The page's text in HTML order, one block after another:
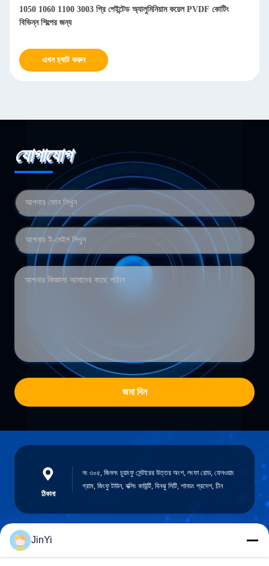
1050 1060 1100 3003 প্রি পেইন্টেড অ্যালুমিনিয়াম কয়েল PVDF কোটিং
বিভিন্ন শিল্পের জন্য
এখন চ্যাট করুন
যোগাযোগ
জমা দিন
ঠিকানা
নং ৩০৫, জিনলং চুয়াংফু সেন্টারের উত্তর অংশ, লংফা রোড, ফেনওয়াং
গ্রাম, জিংফু টাউন, বক্সিং কাউন্টি, বিনঝু সিটি, শানডং প্রদেশ, চীন
chenshasha1867@gmail.com
JinYi